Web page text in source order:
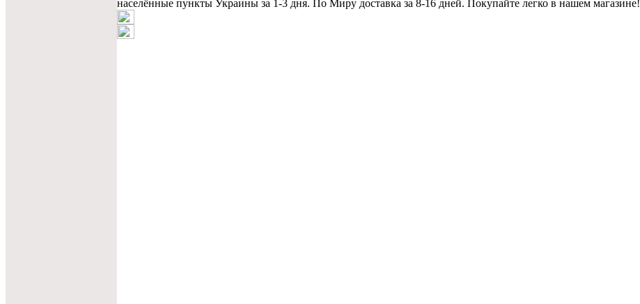
населённые пункты Украины за 1-3 дня. По Миру доставка за 8-16 дней. Покупайте легко в нашем магазине!